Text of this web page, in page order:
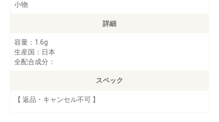
小物
詳細
容量：1.6g
生産国：日本
全配合成分：
スペック
【 返品・キャンセル不可 】